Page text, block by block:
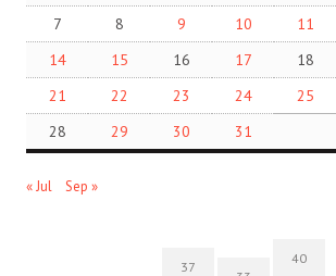
7
8 9 10 11
14
15 16 17 18
21
22 23 24 25
28
29 30 31
« Jul Sep »
37 40